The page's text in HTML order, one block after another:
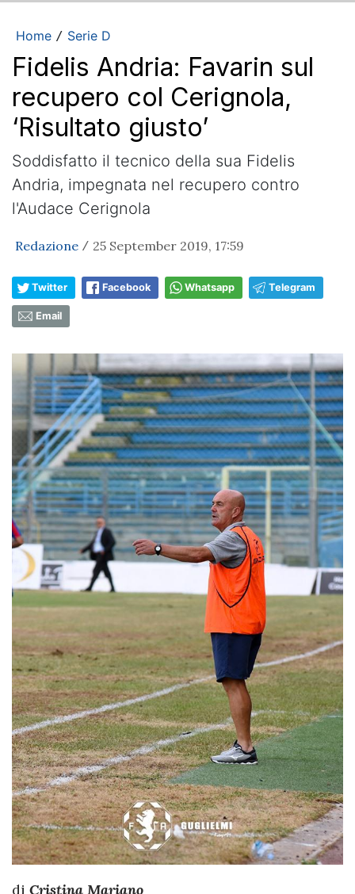
Home / Serie D
Fidelis Andria: Favarin sul
recupero col Cerignola,
‘Risultato giusto’
Soddisfatto il tecnico della sua Fidelis
Andria, impegnata nel recupero contro
l'Audace Cerignola
Redazione / 25 September 2019, 17:59
Twitter Facebook Whatsapp Telegram
Email
di Cristina Mariano